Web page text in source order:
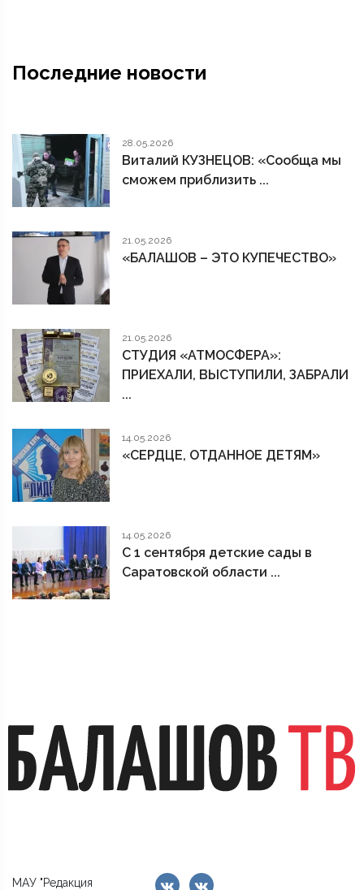
Последние новости
28.05.2026
Виталий КУЗНЕЦОВ: «Сообща мы
сможем приблизить ...
21.05.2026
«БАЛАШОВ – ЭТО КУПЕЧЕСТВО»
21.05.2026
СТУДИЯ «АТМОСФЕРА»:
ПРИЕХАЛИ, ВЫСТУПИЛИ, ЗАБРАЛИ
...
14.05.2026
«СЕРДЦЕ, ОТДАННОЕ ДЕТЯМ»
14.05.2026
С 1 сентября детские сады в
Саратовской области ...
МАУ "Редакция